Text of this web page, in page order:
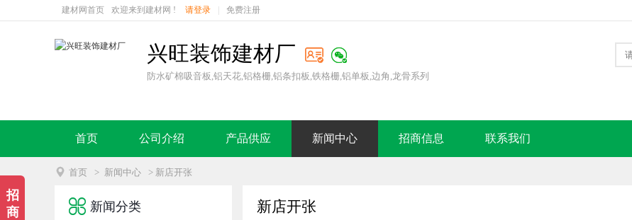
建材网首页 欢迎来到建材网 ! 请登录 免费注册
兴旺装饰建材厂
防水矿棉吸音板,铝天花,铝格栅,铝条扣板,铁格栅,铝单板,边角,龙骨系列
首页 公司介绍 产品供应 新闻中心 招商信息 联系我们
 首页 > 新闻中心 > 新店开张
新店开张
 新闻分类
招
商